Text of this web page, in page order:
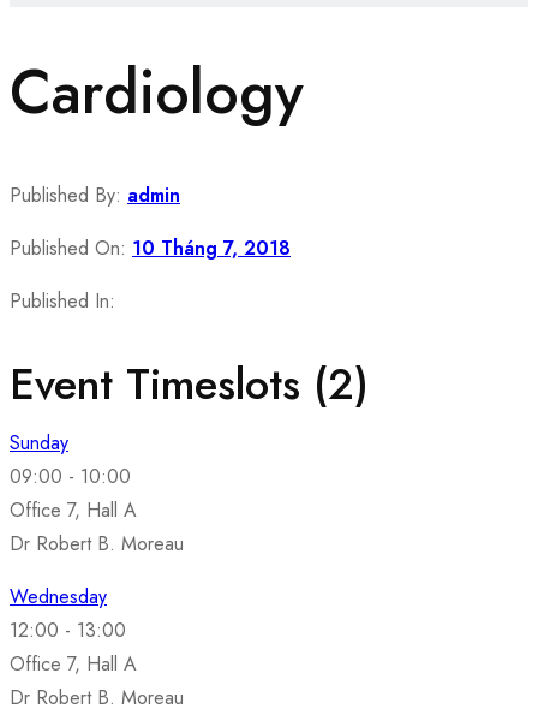
Cardiology
Published By: admin
Published On: 10 Tháng 7, 2018
Published In:
Event Timeslots (2)
Sunday
09:00 - 10:00
Office 7, Hall A
Dr Robert B. Moreau
Wednesday
12:00 - 13:00
Office 7, Hall A
Dr Robert B. Moreau